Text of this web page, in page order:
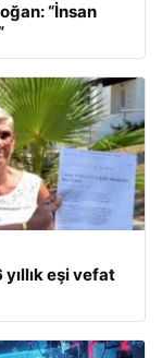
“İnsan
yıllık eşi vefat